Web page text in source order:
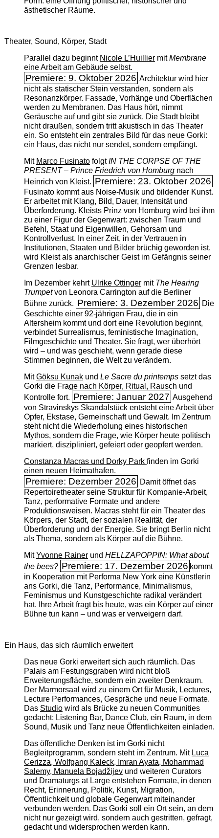
ästhetischer Räume.
Theater, Sound, Körper, Stadt
Parallel dazu beginnt Nicole L’Huilliermit ­Membrane
eine Arbeit am Gebäude selbst.
Premiere: 9. Oktober 2026 Architektur wird hier
nicht als statischer Stein verstanden, sondern als
Resonanzkörper. Fassade, Vorhänge und Oberflächen
werden zu Membranen. Das Haus hört, nimmt
Geräusche auf und gibt sie zurück. Die Stadt bleibt
nicht draußen, sondern tritt akustisch in das Theater
ein. So entsteht ein zentrales Bild für das neue Gorki:
ein Haus, das nicht nur sendet, sondern empfängt.
Mit Marco FusinatofolgtIN THE CORPSE OF THE
PRESENT – Prince Friedrich von Homburgnach
Heinrich von Kleist. Premiere: 23. Oktober 2026
Fusinato kommt aus Noise-Musik und bildender Kunst.
Er arbeitet mit Klang, Bild, Dauer, Intensität und
Überforderung. Kleists Prinz von Homburg wird bei ihm
zu einer Figur der Gegenwart: zwischen Traum und
Befehl, Staat und Eigenwillen, Gehorsam und
Kontrollverlust. In einer Zeit, in der Vertrauen in
Institutionen, Staaten und Bilder brüchig geworden ist,
wird Kleist als anarchischer Geist im Gefängnis seiner
Grenzen lesbar.
Im Dezember kehrt Ulrike Ottingermit The ­Hearing
Trumpetvon Leonora Carrington auf die Berliner
Bühne zurück. Premiere: 3. Dezember 2026 Die
Geschichte einer 92-jährigen Frau, die in ein
Altersheim kommt und dort eine Revolution beginnt,
verbindet Surrealismus, feministische Imagination,
Filmgeschichte und Theater. Sie fragt, wer überhört
wird – und was geschieht, wenn gerade diese
Stimmen beginnen, die Welt zu verändern.
MitGöksu Kunakund Le Sacre du printempssetzt das
Gorki die Frage nach Körper, Ritual, Rausch und
Kontrolle fort. Premiere: Januar 2027 Ausgehend
von Stravinskys Skandalstück entsteht eine Arbeit über
Opfer, Ekstase, Gemeinschaft und Gewalt. Im Zentrum
steht nicht die Wiederholung eines historischen
Mythos, sondern die Frage, wie Körper heute politisch
markiert, diszipliniert, gefeiert oder geopfert werden.
Constanza Macras und Dorky Park finden im Gorki
einen neuen Heimathafen.
Premiere: Dezember 2026 Damit öffnet das
Repertoiretheater seine Struktur für Kompanie-Arbeit,
Tanz, performative Formate und andere
Produktionsweisen. Macras steht für ein Theater des
Körpers, der Stadt, der sozialen Realität, der
Überforderung und der Energie. Sie bringt Berlin nicht
als Thema, sondern als Körper auf die Bühne.
MitYvonne Rainerund HELLZAPOPPIN: What about
the bees? Premiere: 17. Dezember 2026 kommt
in Kooperation mit Performa New York eine Künstlerin
ans Gorki, die Tanz, Performance, Minimalismus,
Feminismus und Kunstgeschichte radikal verändert
hat. Ihre Arbeit fragt bis heute, was ein Körper auf einer
Bühne tun kann – und was er verweigern darf.
Ein Haus, das sich räumlich erweitert
Das neue Gorki erweitert sich auch räumlich. Das
Palais am Festungsgraben wird nicht bloß
Erweiterungsfläche, sondern ein zweiter Denkraum.
Der Marmorsaal wird zu einem Ort für Musik, Lectures,
Lecture Performances, Gespräche und neue Formate.
Das Studiowird als Brücke zu neuen Communities
gedacht: Listening Bar, Dance Club, ein Raum, in dem
Sound, Musik und Tanz neue Öffentlichkeiten einladen.
Das öffentliche Denken ist im Gorki nicht
Begleitprogramm, sondern steht im Zentrum. Mit Luca
Cerizza, Wolfgang Kaleck, Imran Ayata, Mohammad
Salemy, Manuela Bojadžijevund weiteren Curators
und Dramaturgs at Large entstehen Formate, in denen
Recht, Erinnerung, Politik, Kunst, Migration,
Öffentlichkeit und globale Gegenwart miteinander
verbunden werden. Das Gorki soll ein Ort sein, an dem
nicht nur gezeigt wird, sondern auch gestritten, gefragt,
gedacht und widersprochen werden kann.